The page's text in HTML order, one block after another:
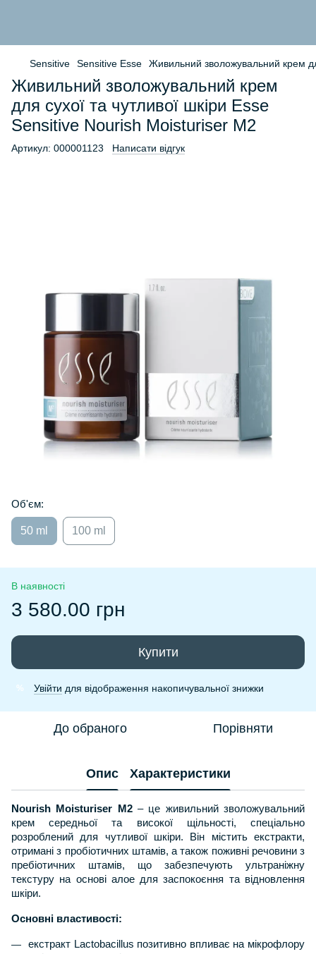
Sensitive Sensitive Esse Живильний зволожувальний крем
Живильний зволожувальний крем
для сухої та чутливої шкіри Esse
Sensitive Nourish Moisturiser M2
Артикул: 000001123 Написати відгук
Об'єм:
50 ml 100 ml
В наявності
3 580.00 грн
Купити
% Увійти для відображення накопичувальної знижки
До обраного Порівняти
Опис Характеристики
Nourish Moisturiser М2– це живильний зволожувальний
крем середньої та високої щільності, спеціально
розроблений для чутливої шкіри. Він містить екстракти,
отримані з пробіотичних штамів, а також поживні речовини з
пребіотичних штамів, що забезпечують ультраніжну
текстуру на основі алое для заспокоєння та відновлення
шкіри.
Основні властивості:
екстракт Lactobacillus позитивно впливає на мікрофлору